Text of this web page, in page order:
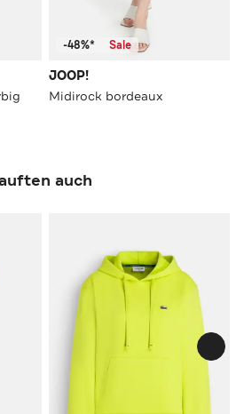
-48%* Sale
JOOP!
Midirock bordeaux
auch